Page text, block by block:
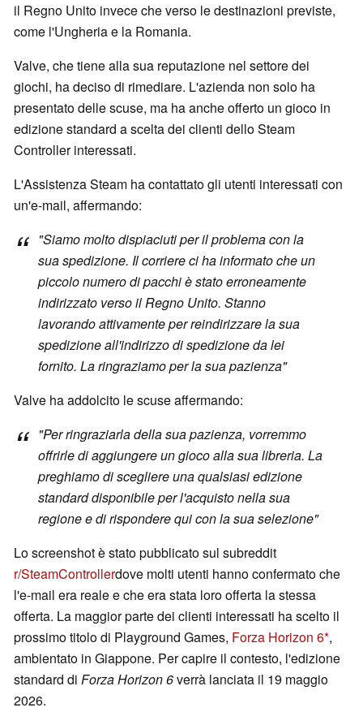
il Regno Unito invece che verso le destinazioni previste,
come l'Ungheria e la Romania.
Valve, che tiene alla sua reputazione nel settore dei
giochi, ha deciso di rimediare. L'azienda non solo ha
presentato delle scuse, ma ha anche offerto un gioco in
edizione standard a scelta dei clienti dello Steam
Controller interessati.
L'Assistenza Steam ha contattato gli utenti interessati con
un'e-mail, affermando:
"Siamo molto dispiaciuti per il problema con la
sua spedizione. Il corriere ci ha informato che un
piccolo numero di pacchi è stato erroneamente
indirizzato verso il Regno Unito. Stanno
lavorando attivamente per reindirizzare la sua
spedizione all'indirizzo di spedizione da lei
fornito. La ringraziamo per la sua pazienza"
Valve ha addolcito le scuse affermando:
"Per ringraziarla della sua pazienza, vorremmo
offrirle di aggiungere un gioco alla sua libreria. La
preghiamo di scegliere una qualsiasi edizione
standard disponibile per l'acquisto nella sua
regione e di rispondere qui con la sua selezione"
Lo screenshot è stato pubblicato sul subreddit
r/SteamControllerdove molti utenti hanno confermato che
l'e-mail era reale e che era stata loro offerta la stessa
offerta. La maggior parte dei clienti interessati ha scelto il
prossimo titolo di Playground Games, Forza Horizon 6 ,
ambientato in Giappone. Per capire il contesto, l'edizione
standard di Forza Horizon 6verrà lanciata il 19 maggio
2026.